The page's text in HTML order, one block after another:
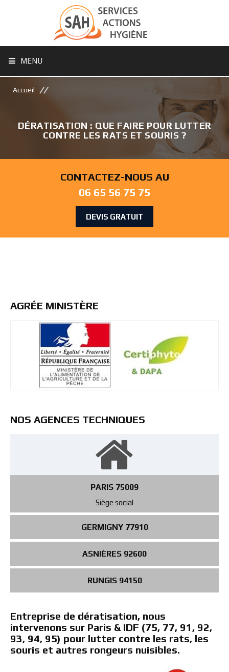
MENU
Accueil
DÉRATISATION : QUE FAIRE POUR LUTTER
CONTRE LES RATS ET SOURIS ?
CONTACTEZ-NOUS AU
06 65 56 75 75
DEVIS GRATUIT
AGRÉE MINISTÈRE
NOS AGENCES TECHNIQUES
PARIS 75009
Siège social
GERMIGNY 77910
ASNIÈRES 92600
RUNGIS 94150
Entreprise de dératisation, nous
intervenons sur Paris & IDF (75, 77, 91, 92,
93, 94, 95) pour lutter contre les rats, les
souris et autres rongeurs nuisibles.